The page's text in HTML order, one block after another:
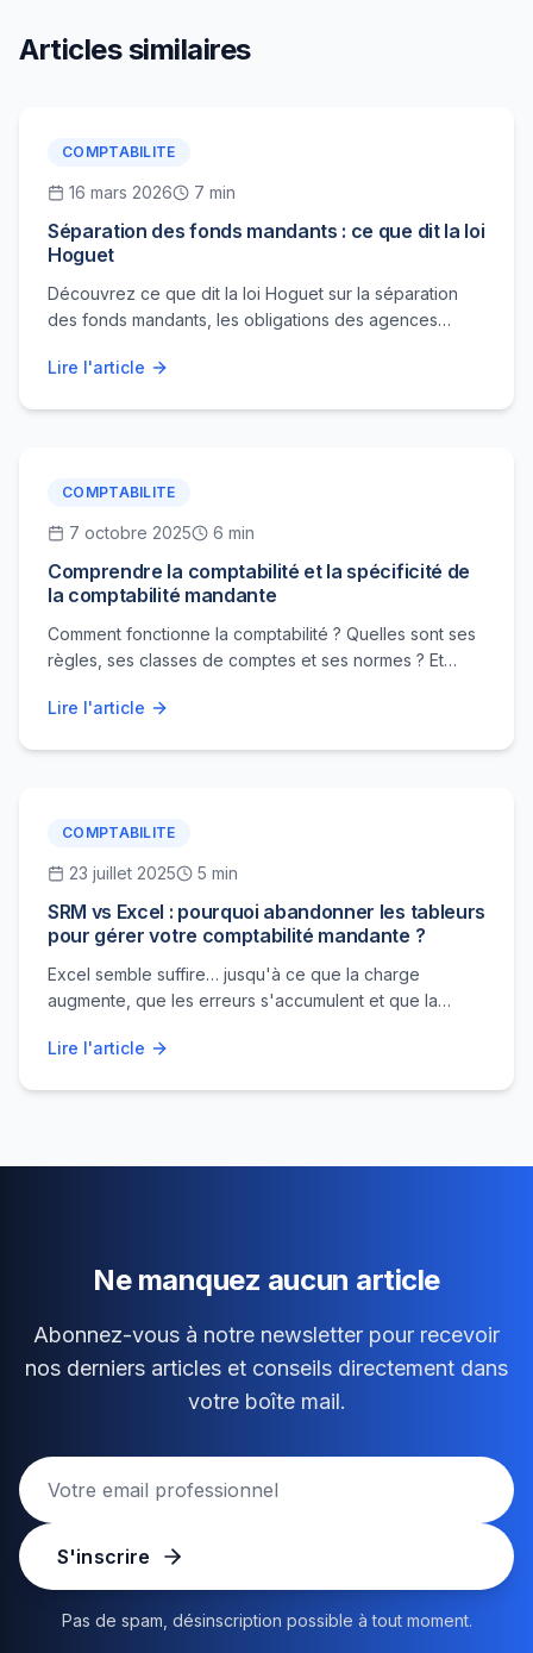
Articles similaires
COMPTABILITE
16 mars 2026 7 min
Séparation des fonds mandants : ce que dit la loi
Hoguet
Découvrez ce que dit la loi Hoguet sur la séparation
des fonds mandants, les obligations des agences
sécurise la gestion des flux.
Lire l'article
COMPTABILITE
7 octobre 2025 6 min
Comprendre la comptabilité et la spécificité de
la comptabilité mandante
Comment fonctionne la comptabilité ? Quelles sont ses
règles, ses classes de comptes et ses normes ? Et
particulière pour les agences immobilières ?
Lire l'article
COMPTABILITE
23 juillet 2025 5 min
SRM vs Excel : pourquoi abandonner les tableurs
pour gérer votre comptabilité mandante ?
Excel semble suffire… jusqu'à ce que la charge
augmente, que les erreurs s'accumulent et que la
SRM remplace avantageusement les tableurs dans la
Lire l'article
Ne manquez aucun article
Abonnez-vous à notre newsletter pour recevoir
nos derniers articles et conseils directement dans
votre boîte mail.
S'inscrire
Pas de spam, désinscription possible à tout moment.